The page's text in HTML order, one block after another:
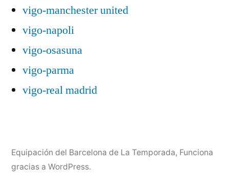
vigo-manchester united
vigo-napoli
vigo-osasuna
vigo-parma
vigo-real madrid
Equipación del Barcelona de La Temporada, Funciona
gracias a WordPress.